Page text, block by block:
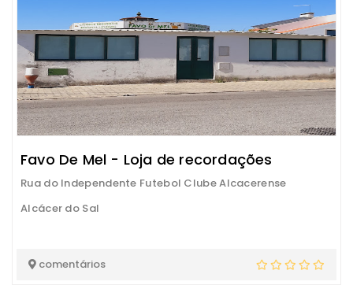
Favo De Mel - Loja de recordações
Rua do Independente Futebol Clube Alcacerense
Alcácer do Sal
comentários